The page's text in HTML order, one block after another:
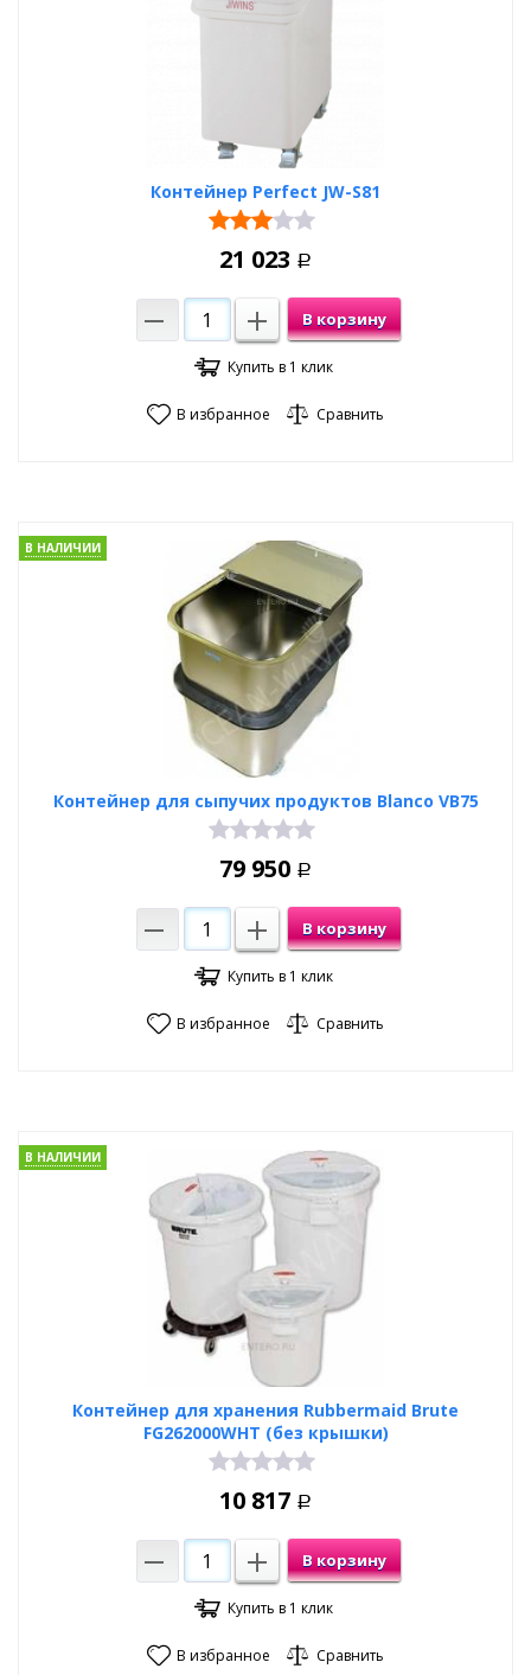
Контейнер Perfect JW-S81
21 023 Р
В корзину
Купить в 1 клик
В избранное Сравнить
Контейнер для сыпучих продуктов Blanco VB75
В НАЛИЧИИ
79 950 Р
В корзину
Купить в 1 клик
В избранное Сравнить
Контейнер для хранения Rubbermaid Brute
FG262000WHT (без крышки)
В НАЛИЧИИ
10 817 Р
В корзину
Купить в 1 клик
В избранное Сравнить